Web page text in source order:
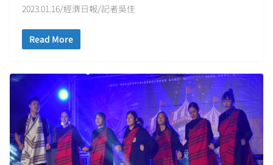
2023.01.16/經濟日報/記者吳佳
Read More